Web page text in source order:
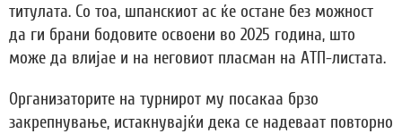
титулата. Со тоа, шпанскиот ас ќе остане без можност
да ги брани бодовите освоени во 2025 година, што
може да влијае и на неговиот пласман на АТП-листата.
Организаторите на турнирот му посакаа брзо
закрепнување, истакнувајќи дека се надеваат повторно